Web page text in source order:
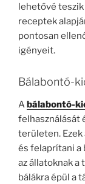
lehetővé teszik
receptek
pontosan
igényeit.
Bálabontó-
Abálabontó-
felhasználását
területen. Ezek
és felaprítani a
az állatoknak a
bálákra épül a